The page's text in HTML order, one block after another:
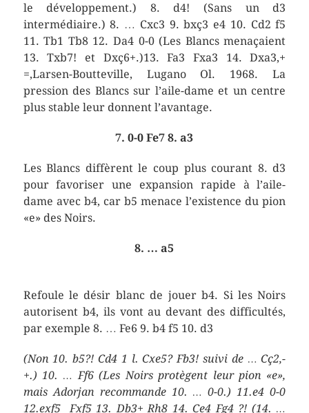
le développement.) 8. d4! (Sans un d3
intermédiaire.) 8. … Cxc3 9. bxç3 e4 10. Cd2 f5
11. Tb1 Tb8 12. Da4 0-0 (Les Blancs menaçaient
13. Txb7! et Dxç6+.)13. Fa3 Fxa3 14. Dxa3,+
=,Larsen-Boutteville, Lugano Ol. 1968. La
pression des Blancs sur l’aile-dame et un centre
plus stable leur donnent l’avantage.
7. 0-0 Fe7 8. a3
Les Blancs diffèrent le coup plus courant 8. d3
pour favoriser une expansion rapide à l’aile-
dame avec b4, car b5 menace l’existence du pion
«e» des Noirs.
8. … a5
Refoule le désir blanc de jouer b4. Si les Noirs
autorisent b4, ils vont au devant des difficultés,
par exemple 8. … Fe6 9. b4 f5 10. d3
(Non 10. b5?! Cd4 1 l. Cxe5? Fb3! suivi de … Cç2,-
+.) 10. … Ff6 (Les Noirs protègent leur pion «e»,
mais Adorjan recommande 10. … 0-0.) 11.e4 0-0
12.exf5 Fxf5 13. Db3+ Rh8 14. Ce4 Fg4 ?! (14. …